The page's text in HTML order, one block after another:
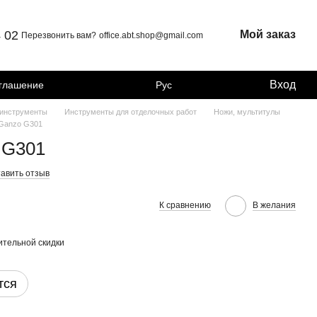
02 Перезвонить вам? office.abt.shop@gmail.com Мой заказ
Рус Вход
Инструменты для отделочных работ
Ножи, мультитулы
G301
отзыв
К сравнению В желания
скидки